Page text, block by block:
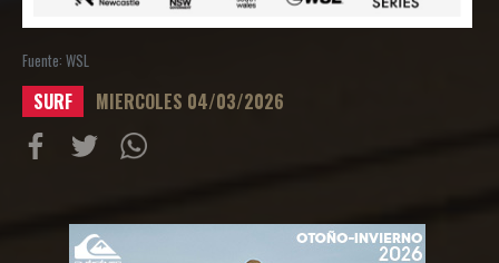
Fuente: WSL
SURF MIERCOLES 04/03/2026
FacebookTwitter